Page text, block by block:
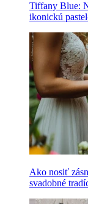
Tiffany Blue:
ikonickú
Ako nosiť
svadobné